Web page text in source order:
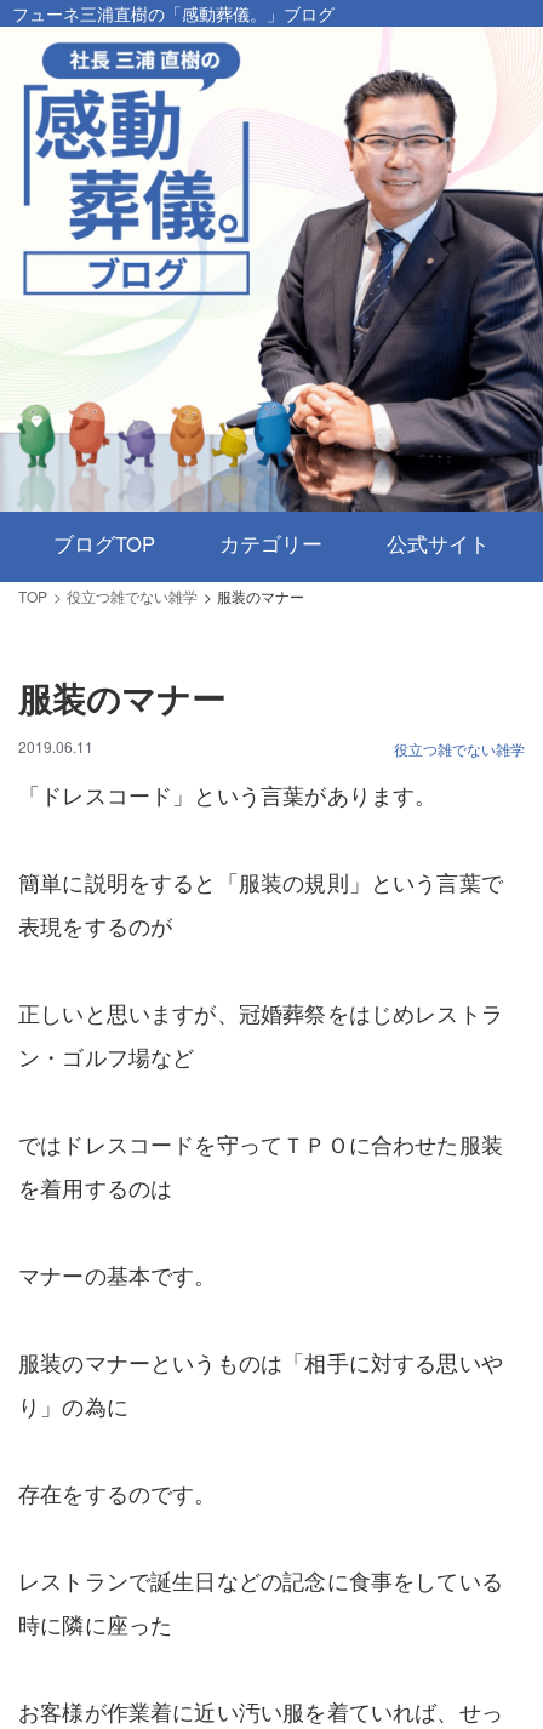
フューネ三浦直樹の「感動葬儀。」ブログ
ブログTOP カテゴリー 公式サイト
TOP 役立つ雑でない雑学 服装のマナー
服装のマナー
2019.06.11 役立つ雑でない雑学
「ドレスコード」という言葉があります。
簡単に説明をすると「服装の規則」という言葉で
表現をするのが
正しいと思いますが、冠婚葬祭をはじめレストラ
ン・ゴルフ場など
ではドレスコードを守ってＴＰＯに合わせた服装
を着用するのは
マナーの基本です。
服装のマナーというものは「相手に対する思いや
り」の為に
存在をするのです。
レストランで誕生日などの記念に食事をしている
時に隣に座った
お客様が作業着に近い汚い服を着ていれば、せっ